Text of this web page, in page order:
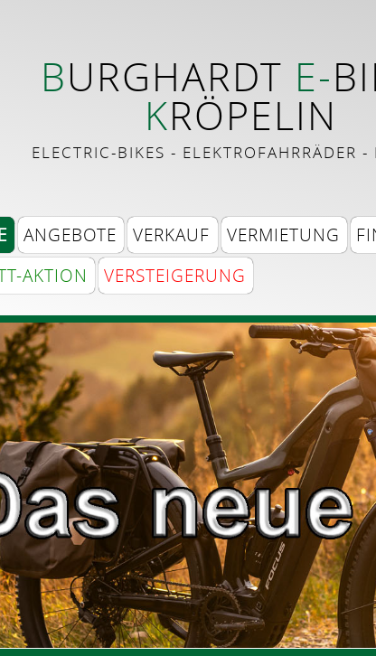
BURGHARDT E-
KRÖPELIN
ELECTRIC-BIKES - ELEKTROFAHRRÄDER -
ANGEBOTE VERKAUF VERMIETUNG
AKTION
VERSTEIGERUNG